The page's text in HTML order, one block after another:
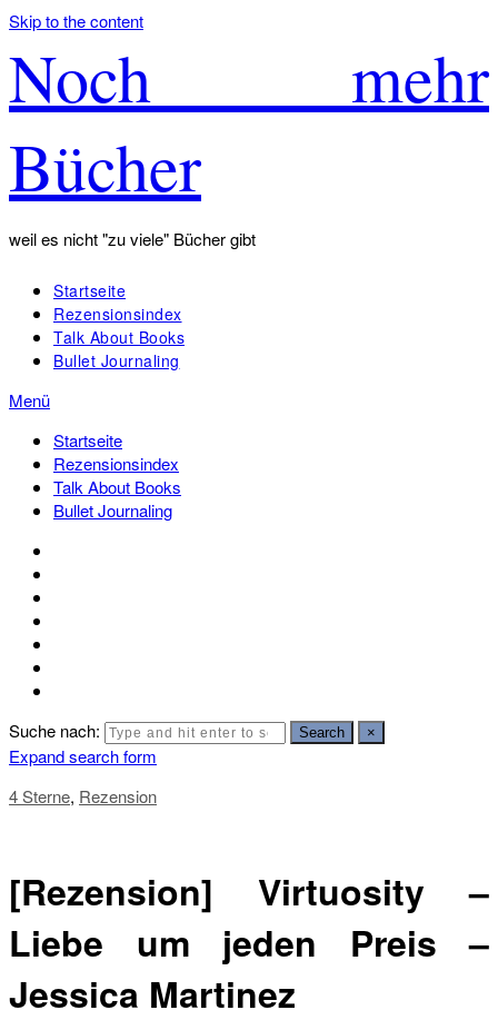
Skip to the content
Noch mehr
Bücher
weil es nicht "zu viele" Bücher gibt
Startseite
Rezensionsindex
Talk About Books
Bullet Journaling
Menü
Startseite
Rezensionsindex
Talk About Books
Bullet Journaling
Suche nach: Search ×
Expand search form
4 Sterne, Rezension
[Rezension] Virtuosity –
Liebe um jeden Preis –
Jessica Martinez